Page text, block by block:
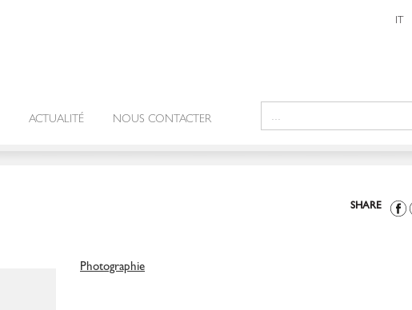
IT
ACTUALITÉ NOUS CONTACTER
SHARE
Photographie